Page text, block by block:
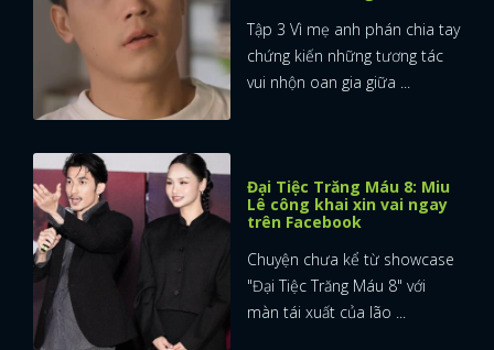
FACEBOOK GOOGLE
Tập 3 Vì mẹ anh phán chia tay
chứng kiến những tương tác
vui nhộn oan gia giữa ...
Đại Tiệc Trăng Máu 8: Miu
Lê công khai xin vai ngay
trên Facebook
Chuyện chưa kể từ showcase
"Đại Tiệc Trăng Máu 8" với
màn tái xuất của lão ...